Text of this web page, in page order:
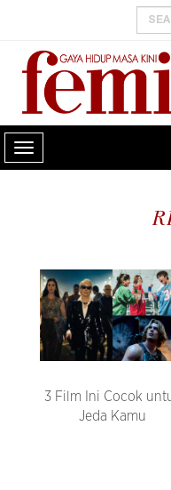
3 Film Ini Cocok
Jeda Kamu